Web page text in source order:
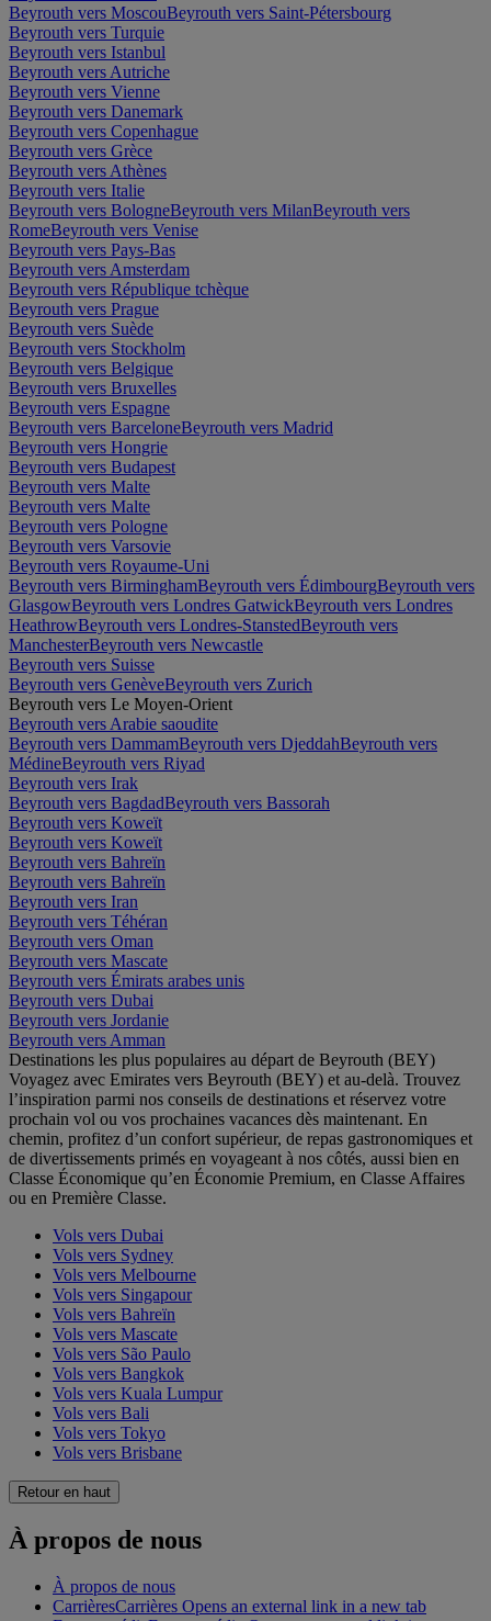
Beyrouth vers MoscouBeyrouth vers Saint-Pétersbourg
Beyrouth vers Turquie
Beyrouth vers Istanbul
Beyrouth vers Autriche
Beyrouth vers Vienne
Beyrouth vers Danemark
Beyrouth vers Copenhague
Beyrouth vers Grèce
Beyrouth vers Athènes
Beyrouth vers Italie
Beyrouth vers BologneBeyrouth vers MilanBeyrouth vers
RomeBeyrouth vers Venise
Beyrouth vers Pays-Bas
Beyrouth vers Amsterdam
Beyrouth vers République tchèque
Beyrouth vers Prague
Beyrouth vers Suède
Beyrouth vers Stockholm
Beyrouth vers Belgique
Beyrouth vers Bruxelles
Beyrouth vers Espagne
Beyrouth vers BarceloneBeyrouth vers Madrid
Beyrouth vers Hongrie
Beyrouth vers Budapest
Beyrouth vers Malte
Beyrouth vers Malte
Beyrouth vers Pologne
Beyrouth vers Varsovie
Beyrouth vers Royaume-Uni
Beyrouth vers BirminghamBeyrouth vers ÉdimbourgBeyrouth vers
GlasgowBeyrouth vers Londres GatwickBeyrouth vers Londres
HeathrowBeyrouth vers Londres-StanstedBeyrouth vers
ManchesterBeyrouth vers Newcastle
Beyrouth vers Suisse
Beyrouth vers GenèveBeyrouth vers Zurich
Beyrouth vers Le Moyen-Orient
Beyrouth vers Arabie saoudite
Beyrouth vers DammamBeyrouth vers DjeddahBeyrouth vers
MédineBeyrouth vers Riyad
Beyrouth vers Irak
Beyrouth vers BagdadBeyrouth vers Bassorah
Beyrouth vers Koweït
Beyrouth vers Koweït
Beyrouth vers Bahreïn
Beyrouth vers Bahreïn
Beyrouth vers Iran
Beyrouth vers Téhéran
Beyrouth vers Oman
Beyrouth vers Mascate
Beyrouth vers Émirats arabes unis
Beyrouth vers Dubai
Beyrouth vers Jordanie
Beyrouth vers Amman
Destinations les plus populaires au départ de Beyrouth (BEY)
Voyagez avec Emirates vers Beyrouth (BEY) et au-delà. Trouvez
l’inspiration parmi nos conseils de destinations et réservez votre
prochain vol ou vos prochaines vacances dès maintenant. En
chemin, profitez d’un confort supérieur, de repas gastronomiques et
de divertissements primés en voyageant à nos côtés, aussi bien en
Classe Économique qu’en Économie Premium, en Classe Affaires
ou en Première Classe.
Vols vers Dubai
Vols vers Sydney
Vols vers Melbourne
Vols vers Singapour
Vols vers Bahreïn
Vols vers Mascate
Vols vers São Paulo
Vols vers Bangkok
Vols vers Kuala Lumpur
Vols vers Bali
Vols vers Tokyo
Vols vers Brisbane
Retour en haut
À propos de nous
À propos de nous
CarrièresCarrières Opens an external link in a new tab